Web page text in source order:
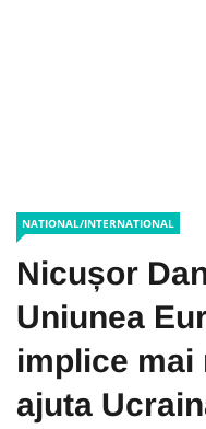
NATIONAL/INTERNATIONAL
Nicușor
Uniunea
implice mai
ajuta